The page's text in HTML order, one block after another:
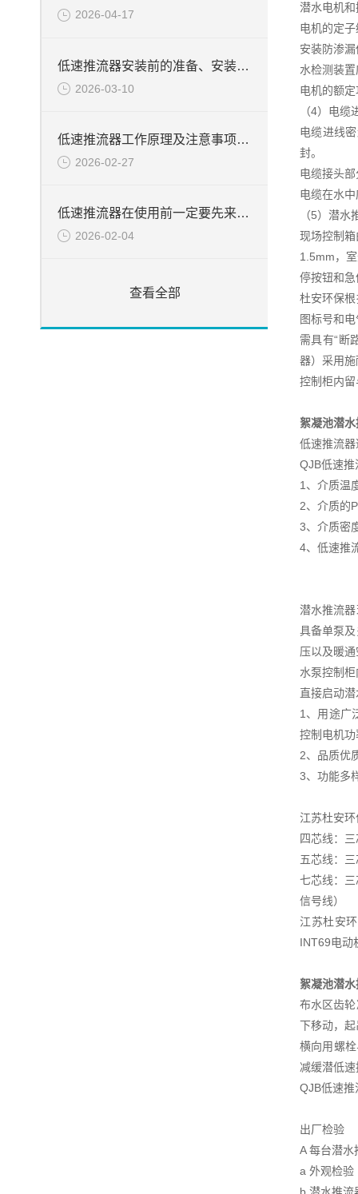
2026-04-17
低速推流器安装前的准备、安装步骤及调试重点分享
2026-03-10
低速推流器工作原理及注意事项分享
2026-02-27
低速推流器在使用前一定要先来了解下这些
2026-02-04
查看全部
潜水电机
电机的定
安装防渗
水检测装
电机的额
（4）电缆
电缆进线
封。
电缆接头
电缆在水
（5）潜水
现场控制
1.5mm，
停按钮和
杜安环保
图标号和
需具有“断
器）采用
控制柜内
絮凝池潜
低速推流
QJB低速
1、介质温
2、介质的
3、介质密
4、低速推
潜水推流
具备单泵
压以及暖
水泵控制
直接启动
1、用途广
控制电机
2、品质优
3、功能多
江苏杜安
四芯线：
五芯线：
七芯线：
信号线）
江苏杜安
INT69电动
絮凝池潜
布水区齿
下移动，
横向用螺
减缓潜低
QJB低速
出厂检验
A 每台潜水
a 外观检验